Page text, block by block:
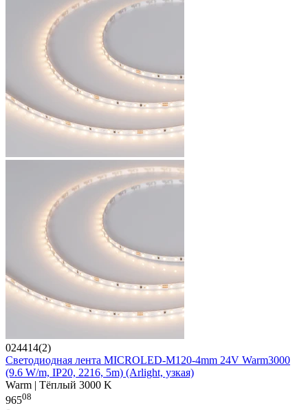
024414(2)
Светодиодная лента MICROLED-M120-4mm 24V Warm3000
(9.6 W/m, IP20, 2216, 5m) (Arlight, узкая)
Warm | Тёплый 3000 K
96508